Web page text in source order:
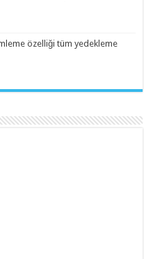
özelliği tüm yedekleme